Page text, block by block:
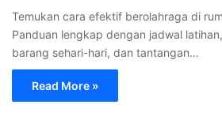
Temukan cara efektif berolahraga di
Panduan lengkap dengan jadwal
barang sehari-hari, dan tantangan…
Read More »